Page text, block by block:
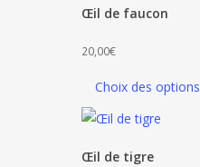
Choix des options
Œil de faucon
20,00€
Œil de tigre